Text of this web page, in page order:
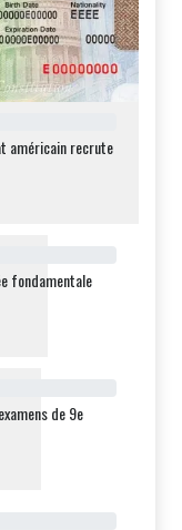
américain recrute
fondamentale
de 9e